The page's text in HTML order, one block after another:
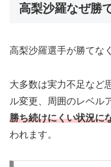
高梨沙羅なぜ勝
高梨沙羅選手が勝てな
大多数は実力不足など
ル変更、周囲のレベル
勝ち続けにくい状況に
われます。